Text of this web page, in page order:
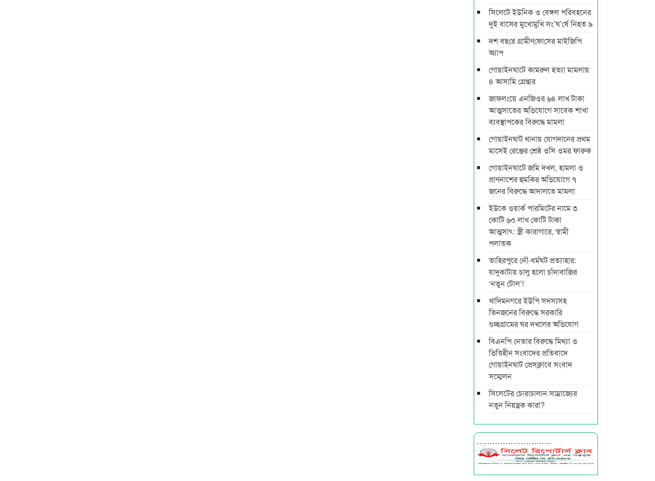
সিলেটে ইউনিক ও বেঙ্গল পরিবহনের
দুই বাসের মুখোমুখি সং’ঘ’র্ষে নিহত ৯
দশ বছ‌রে গ্রামীণ‌ফো‌সের মাইজিপি
অ্যাপ
গোয়াইনঘাটে কামরুল হত্যা মামলায়
৪ আসামি গ্রেপ্তার
জাফলংয়ে এনজিওর ৬৪ লাখ টাকা
আত্মসাতের অভিযোগে সাবেক শাখা
ব্যবস্থাপকের বিরুদ্ধে মামলা
গোয়াইনঘাট থানায় যোগদানের প্রথম
মাসেই রেঞ্জের শ্রেষ্ঠ ওসি ওমর ফারুক
গোয়াইনঘাটে জমি দখল, হামলা ও
প্রাণনাশের হুমকির অভিযোগে ৭
জনের বিরুদ্ধে আদালতে মামলা
ইউকে ওয়ার্ক পারমিটের নামে ৩
কোটি ৬০ লাখ কোটি টাকা
আত্মসাৎ: স্ত্রী কারাগারে, স্বামী
পলাতক
তাহিরপুরে নৌ-ধর্মঘট প্রত্যাহার:
যাদুকাটায় চালু হলো চাঁদাবাজির
‘নতুন টোল’!
খাদিমনগরে ইউপি সদস্যসহ
তিনজনের বিরুদ্ধে সরকারি
গুচ্ছগ্রামের ঘর দখলের অভিযোগ
বিএনপি নেতার বিরুদ্ধে মিথ্যা ও
ভিত্তিহীন সংবাদের প্রতিবাদে
গোয়াইনঘাট প্রেসক্লাবে সংবাদ
সম্মেলন
সিলেটের চোরাচালান সাম্রাজ্যের
নতুন নিয়ন্ত্রক কারা?
………………………..